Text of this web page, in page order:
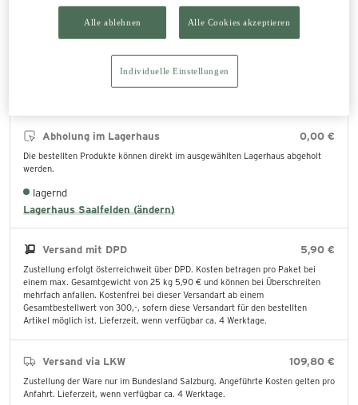
In den Warenkorb legen
Abholung im Lagerhaus 0,00 €
Die bestellten Produkte können direkt im ausgewählten Lagerhaus abgeholt
werden.
lagernd
Lagerhaus Saalfelden (ändern)
Versand mit DPD 5,90 €
Zustellung erfolgt österreichweit über DPD. Kosten betragen pro Paket bei
einem max. Gesamtgewicht von 25 kg 5,90 € und können bei Überschreiten
mehrfach anfallen. Kostenfrei bei dieser Versandart ab einem
Gesamtbestellwert von 300,-, sofern diese Versandart für den bestellten
Artikel möglich ist. Lieferzeit, wenn verfügbar ca. 4 Werktage.
Versand via LKW 109,80 €
Zustellung der Ware nur im Bundesland Salzburg. Angeführte Kosten gelten pro
Anfahrt. Lieferzeit, wenn verfügbar ca. 4 Werktage.
Alle ablehnen Alle Cookies akzeptieren
Individuelle Einstellungen